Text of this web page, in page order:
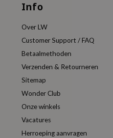
Info
Over LW
Customer Support / FAQ
Betaalmethoden
Verzenden & Retourneren
Sitemap
Wonder Club
Onze winkels
Vacatures
Herroeping aanvragen